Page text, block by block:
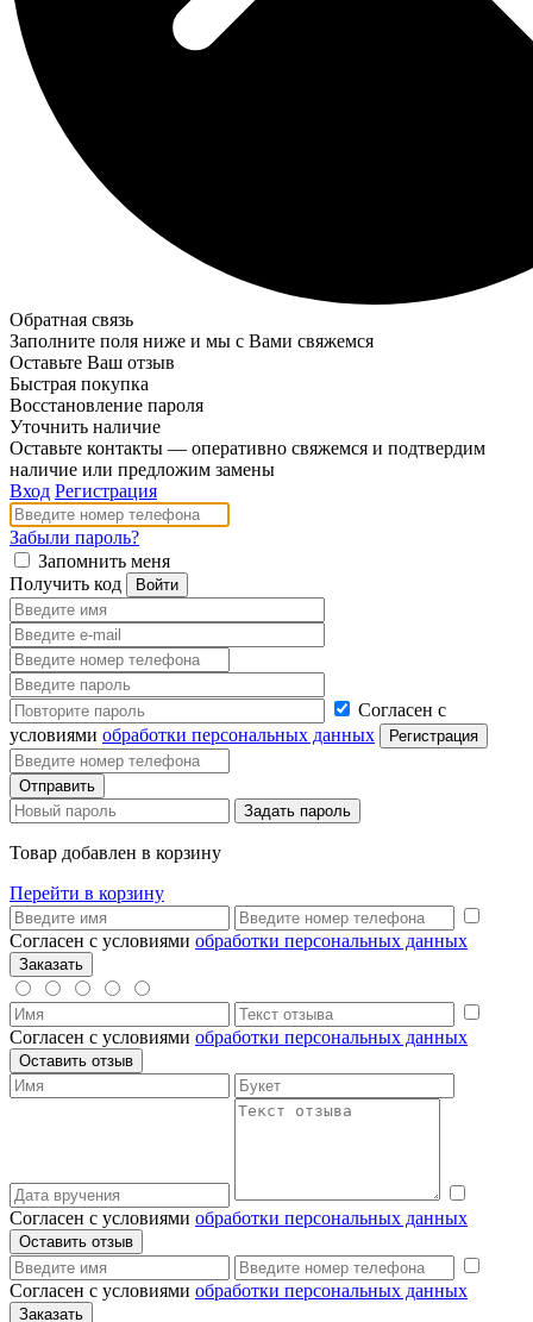
Обратная связь
Заполните поля ниже и мы с Вами свяжемся
Оставьте Ваш отзыв
Быстрая покупка
Восстановление пароля
Уточнить наличие
Оставьте контакты — оперативно свяжемся и подтвердим
наличие или предложим замены
Вход Регистрация
Забыли пароль?
Запомнить меня
Получить код
Согласен с
условиями обработки персональных данных
Товар добавлен в корзину
Перейти в корзину
Согласен с условиями обработки персональных данных
Согласен с условиями обработки персональных данных
Согласен с условиями обработки персональных данных
Согласен с условиями обработки персональных данных